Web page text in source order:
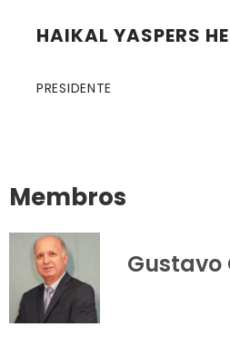
HAIKAL YASPERS
PRESIDENTE
Membros
Gustavo